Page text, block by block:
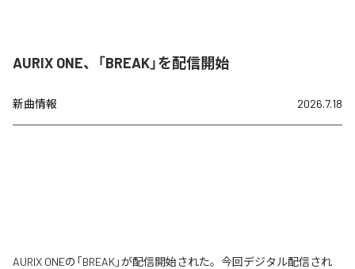
AURIX ONE、「BREAK」を配信開始
新曲情報 2026.7.18
AURIX ONEの「BREAK」が配信開始された。今回デジタル配信され